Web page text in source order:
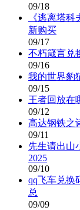
09/18
《逃离塔
新购买
09/17
不朽箴言兑
09/16
我的世界豹
09/15
王者回放在
09/12
高达钢铁之
09/11
先生请出山
2025
09/10
qq飞车兑换
总
09/09